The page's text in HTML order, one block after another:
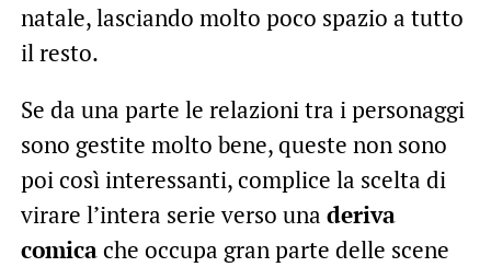
natale, lasciando molto poco spazio a tutto
il resto.
Se da una parte le relazioni tra i personaggi
sono gestite molto bene, queste non sono
poi così interessanti, complice la scelta di
virare l’intera serie verso una deriva
comicache occupa gran parte delle scene